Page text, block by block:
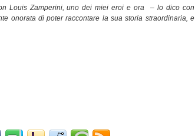
Louis Zamperini, uno dei miei eroi e ora – lo dico con
onorata di poter raccontare la sua storia straordinaria, e